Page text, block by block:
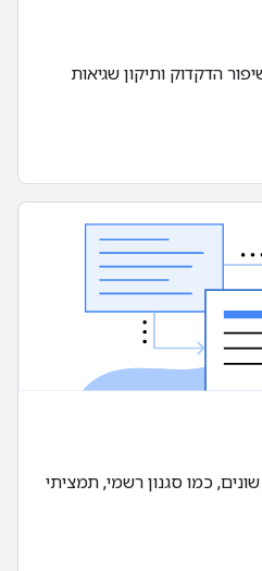
הדקדוק ותיקון שגיאות
כמו סגנון רשמי, תמציתי